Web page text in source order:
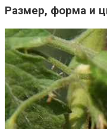
Размер, форма и